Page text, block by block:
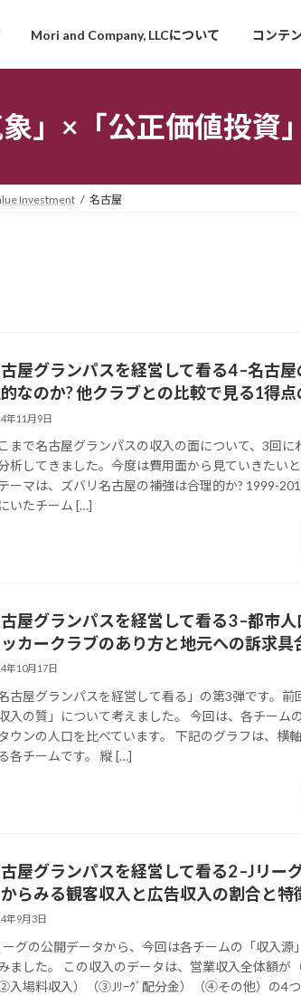
Mori and Company, LLCについて コンテ
」×「公正価値投資
Investment 名古屋
屋グランパスを経営して看る4 –名古
なのか? 他クラブとの比較で見る1得点
年11月9日
まで名古屋グランパスの収入の面について、3回に
析してきました。今度は費用面から見ていきたい
ーマは、ズバリ名古屋の補強は合理的か? 1999-
いたチーム […]
屋グランパスを経営して看る3 –都市人
カークラブのあり方と地元への訴求具
年10月17日
名古屋グランパスを経営して看る」の第3弾です。前
収入の質」について考えました。 今回は、各チーム
ウンの人口を比べています。 下記のグラフは、横
各チームです。 縦 […]
屋グランパスを経営して看る2 –Jリー
らみる観客収入と広告収入の割合と特
年9月3日
ーグの公開データから、今回は各チームの「収入源
ました。 この収入のデータは、営業収入全体額が
②入場料収入）（③Jﾘｰｸﾞ配分金）（④その他）の4